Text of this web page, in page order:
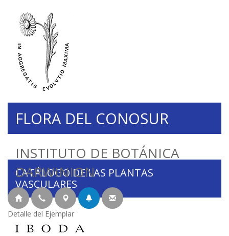
INSTITUTO DE BOTÁNICA
DARWINION
FLORA DEL CONOSUR
CATÁLOGO DE LAS PLANTAS
VASCULARES
Detalle del Ejemplar